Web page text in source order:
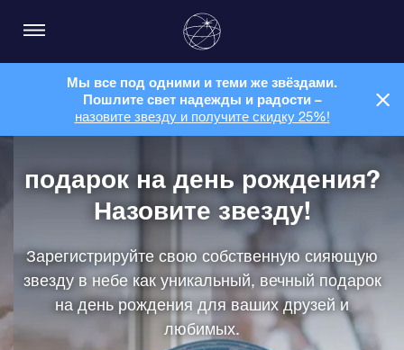
Мы все под одними и теми же звёздами.
Пошлите свет надежды и радости –
назовите звезду и получите скидку 25%!
подарок на день рождения?
Назовите звезду!
Зарегистрируйте свою собственную сияющую
звезду в небе как уникальный, вечный подарок
на день рождения для ваших друзей и
любимых.